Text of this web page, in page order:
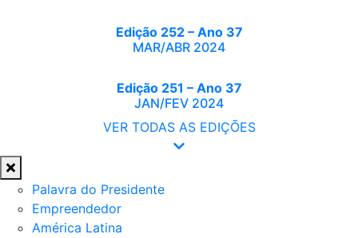
Edição 252 – Ano 37
MAR/ABR 2024
Edição 251 – Ano 37
JAN/FEV 2024
VER TODAS AS EDIÇÕES
Palavra do Presidente
Empreendedor
América Latina